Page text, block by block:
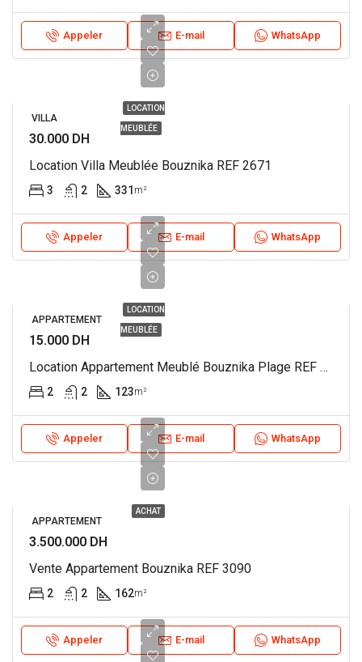
Appeler E-mail WhatsApp
LOCATION
MEUBLÉE
VILLA
30.000 DH
Location Villa Meublée Bouznika REF 2671
3 2 331 m²
Appeler E-mail WhatsApp
LOCATION
MEUBLÉE
APPARTEMENT
15.000 DH
Location Appartement Meublé Bouznika Plage REF 749
2 2 123m²
Appeler E-mail WhatsApp
ACHAT
APPARTEMENT
3.500.000 DH
Vente Appartement Bouznika REF 3090
2 2 162m²
Appeler E-mail WhatsApp